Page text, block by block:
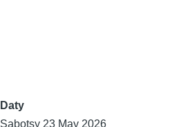
Daty
Sabotsy 23 May 2026